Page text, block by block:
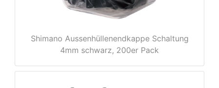
Shimano Aussenhüllenendkappe Schaltung
4mm schwarz, 200er Pack